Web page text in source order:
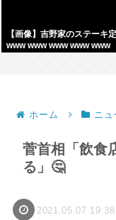
【画像】吉野家のステーキ
www www www www www
ホーム ニュ
菅首相「飲食
る」🤔
2021.05.07 19:38